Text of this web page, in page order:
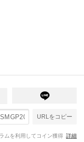
URLをコピー
ムを利用してコイン獲得 詳細